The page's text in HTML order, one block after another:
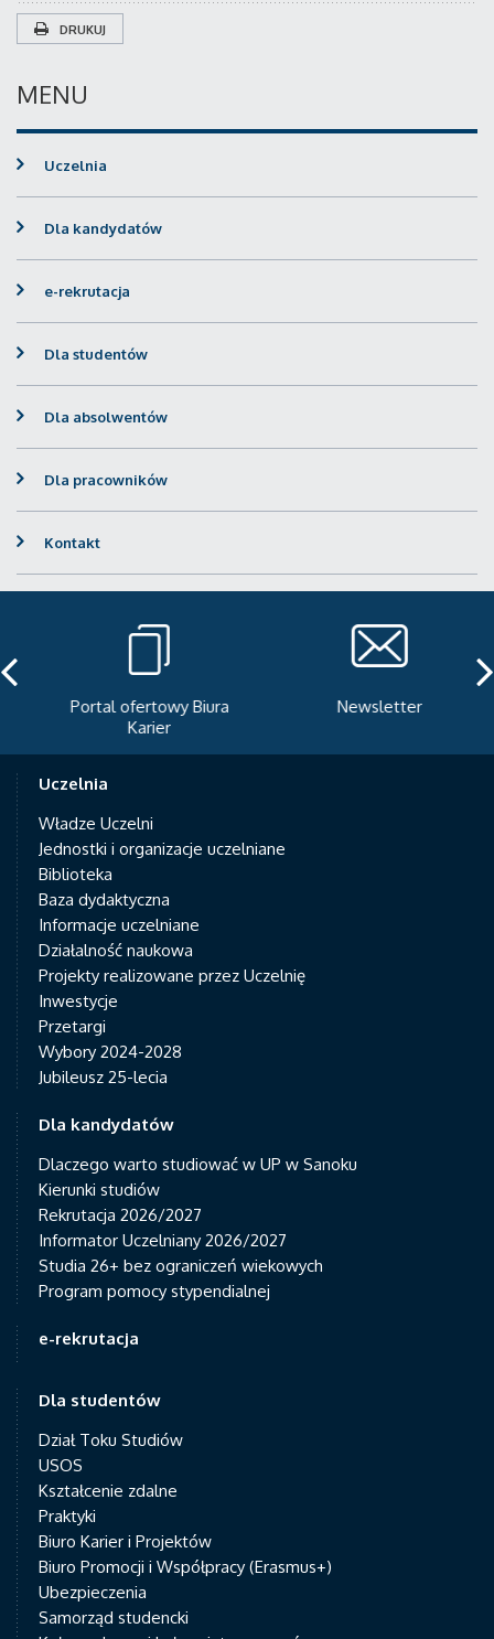
DRUKUJ
MENU
Uczelnia
Dla kandydatów
e-rekrutacja
Dla studentów
Dla absolwentów
Dla pracowników
Kontakt
Portal ofertowy Biura
Karier
Newsletter
Uczelnia
Władze Uczelni
Jednostki i organizacje uczelniane
Biblioteka
Baza dydaktyczna
Informacje uczelniane
Działalność naukowa
Projekty realizowane przez Uczelnię
Inwestycje
Przetargi
Wybory 2024-2028
Jubileusz 25-lecia
Dla kandydatów
Dlaczego warto studiować w UP w Sanoku
Kierunki studiów
Rekrutacja 2026/2027
Informator Uczelniany 2026/2027
Studia 26+ bez ograniczeń wiekowych
Program pomocy stypendialnej
e-rekrutacja
Dla studentów
Dział Toku Studiów
USOS
Kształcenie zdalne
Praktyki
Biuro Karier i Projektów
Biuro Promocji i Współpracy (Erasmus+)
Ubezpieczenia
Samorząd studencki